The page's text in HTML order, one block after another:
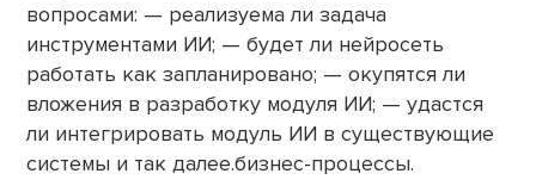
вопросами: — реализуема ли задача
инструментами ИИ; — будет ли нейросеть
работать как запланировано; — окупятся ли
вложения в разработку модуля ИИ; — удастся
ли интегрировать модуль ИИ в существующие
системы и так далее.бизнес-процессы.